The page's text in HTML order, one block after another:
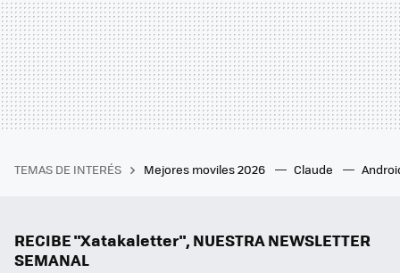
TEMAS DE INTERÉS Mejores moviles 2026 Claude
RECIBE "Xatakaletter", NUESTRA NEWSLETTER
SEMANAL